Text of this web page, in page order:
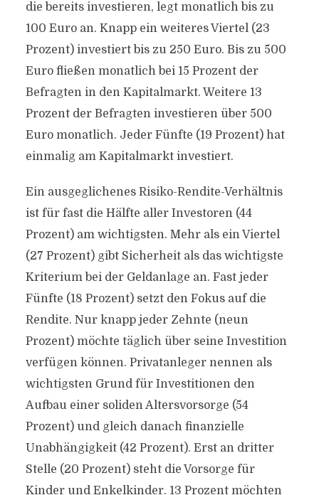
die bereits investieren, legt monatlich bis zu
100 Euro an. Knapp ein weiteres Viertel (23
Prozent) investiert bis zu 250 Euro. Bis zu 500
Euro fließen monatlich bei 15 Prozent der
Befragten in den Kapitalmarkt. Weitere 13
Prozent der Befragten investieren über 500
Euro monatlich. Jeder Fünfte (19 Prozent) hat
einmalig am Kapitalmarkt investiert.
Ein ausgeglichenes Risiko-Rendite-Verhältnis
ist für fast die Hälfte aller Investoren (44
Prozent) am wichtigsten. Mehr als ein Viertel
(27 Prozent) gibt Sicherheit als das wichtigste
Kriterium bei der Geldanlage an. Fast jeder
Fünfte (18 Prozent) setzt den Fokus auf die
Rendite. Nur knapp jeder Zehnte (neun
Prozent) möchte täglich über seine Investition
verfügen können. Privatanleger nennen als
wichtigsten Grund für Investitionen den
Aufbau einer soliden Altersvorsorge (54
Prozent) und gleich danach finanzielle
Unabhängigkeit (42 Prozent). Erst an dritter
Stelle (20 Prozent) steht die Vorsorge für
Kinder und Enkelkinder. 13 Prozent möchten